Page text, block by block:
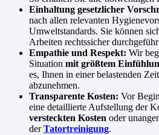
Einhaltung gesetzlicher
nach allen relevanten
Umweltstandards. Sie können
Arbeiten rechtssicher
Empathie und Respekt: Wir
Situation mit größtem
es, Ihnen in einer belastenden
abzunehmen.
Transparente Kosten: Vor
eine detaillierte Aufstellung der
versteckten Kosten oder
derTatortreinigung.